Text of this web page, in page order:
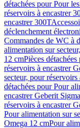
détachées pour Pour
réservoirs à encastrer
encastrer 300T
déclenchement
Commandes de WC à
alimentation sur
12 cmPièces
réservoirs à encastrer
secteur, pour
détachées pour Pour
encastrer Geberit
réservoirs à encastrer
Pour alimentation sur
Omega 12 cmPour